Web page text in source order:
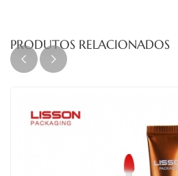
PRODUTOS RELACIONADOS